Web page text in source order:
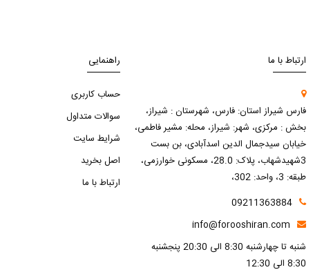
ارتباط با ما
فارس شیراز استان: فارس، شهرستان : شیراز،
بخش : مرکزی، شهر: شیراز، محله: مشیر فاطمی،
خیابان سیدجمال الدین اسدآبادی، بن بست
3شهیدشهاب، پلاک: 28.0، مسکونی خوارزمی،
طبقه: 3، واحد: 302،
09211363884
info@forooshiran.com
شنبه تا چهارشنبه 8:30 الی 20:30 پنجشنبه
8:30 الی 12:30
راهنمایی
حساب کاربری
سوالات متداول
شرایط سایت
اصل بخرید
ارتباط با ما